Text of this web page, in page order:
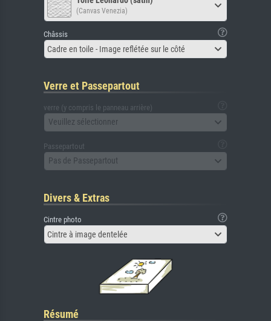
(Canvas Venezia)
Châssis
Cadre en toile - Image reflétée sur le côté
Verre et Passepartout
verre (y compris le panneau arrière)
Veuillez sélectionner
Passepartout
Pas de Passepartout
Divers & Extras
Cintre photo
Cintre à image dentelée
Résumé